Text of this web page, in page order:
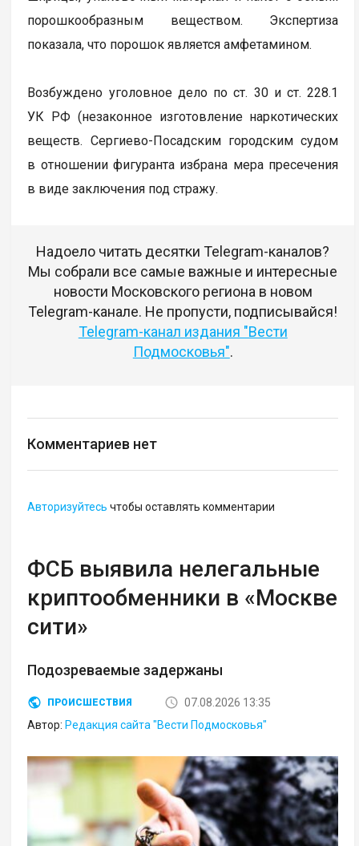
порошкообразным веществом. Экспертиза
показала, что порошок является амфетамином.
Возбуждено уголовное дело по ст. 30 и ст. 228.1
УК РФ (незаконное изготовление наркотических
веществ. Сергиево-Посадским городским судом
в отношении фигуранта избрана мера пресечения
в виде заключения под стражу.
Надоело читать десятки Telegram-каналов?
Мы собрали все самые важные и интересные
новости Московского региона в новом
Telegram-канале. Не пропусти, подписывайся!
Telegram-канал издания "Вести
Подмосковья".
Комментариев нет
Авторизуйтесь чтобы оставлять комментарии
ФСБ выявила нелегальные
криптообменники в «Москве
сити»
Подозреваемые задержаны
ПРОИСШЕСТВИЯ
07.08.2026 13:35
Автор: Редакция сайта "Вести Подмосковья"